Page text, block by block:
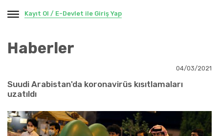
Kayıt Ol / E-Devlet ile Giriş Yap
Haberler
04/03/2021
Suudi Arabistan'da koronavirüs kısıtlamaları
uzatıldı